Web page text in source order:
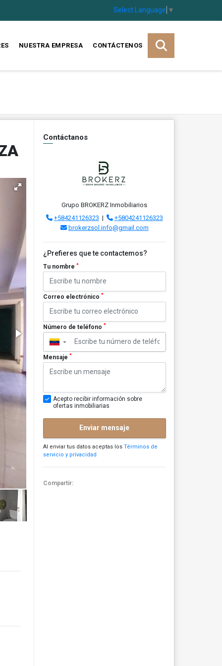
Select Language ▼
NUESTRA EMPRESA CONTÁCTENOS
Contáctanos
Grupo BROKERZ Inmobiliarios
+584241126323 |
+5804241126323
brokerzsol.info@gmail.com
¿Prefieres que te contactemos?
Tu nombre *
Correo electrónico *
Número de teléfono *
▼
Mensaje *
Acepto recibir información sobre
ofertas inmobiliarias
Enviar mensaje
Al enviar tus datos aceptas los Términos de
servicio y privacidad
Compartir: